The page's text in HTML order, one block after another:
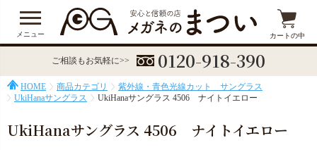
メニュー カートの中
ご相談もお気軽に>> 0120-918-390
HOME 商品カテゴリ
紫外線・青色光線カット サングラス
UkiHanaサングラス
UkiHanaサングラス 4506 ナイトイエロー
UkiHanaサングラス 4506 ナイトイエロー